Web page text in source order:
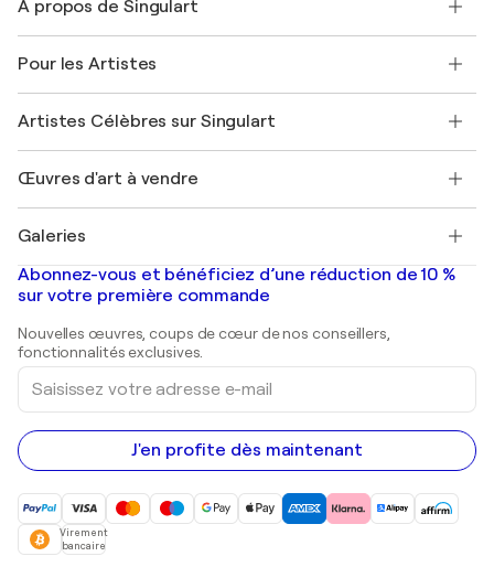
Expédition
Offrir une carte cadeau
Rejoignez notre programme commercial
Mon compte
+33 1 76 44 06 42
À propos de Singulart
FAQ
Magazine Singulart
Emplois
Découvrez une sélection d'art original
Pour les Artistes
Se connecter en tant qu'Artiste
Artistes Célèbres sur Singulart
Marc Chagall
Banksy
Mr. Brainwash
Shepard Fairey
Œuvres d'art à vendre
Tableaux abstraits à vendre
Peintures de paysage
Estampes
Peintures acryliques
Galeries
Galeries d'art en France
Galeries d'art en Belgique
Abonnez-vous et bénéficiez d’une réduction de 10 %
sur votre première commande
Nouvelles œuvres, coups de cœur de nos conseillers,
fonctionnalités exclusives.
Saisissez
votre
adresse
e-
mail
J'en profite dès maintenant
Virement
bancaire